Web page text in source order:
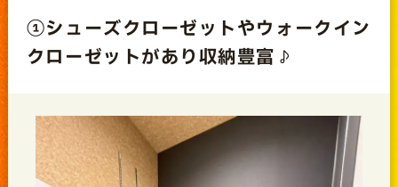
①シューズクローゼットやウォークイン
クローゼットがあり収納豊富♪